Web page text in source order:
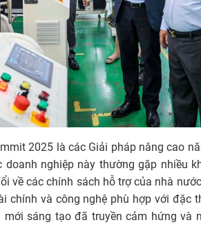
2025 là các Giải pháp nâng cao
nghiệp này thường gặp nhiều
về các chính sách hỗ trợ của nhà
và công nghệ phù hợp với đặc
sáng tạo đã truyền cảm hứng